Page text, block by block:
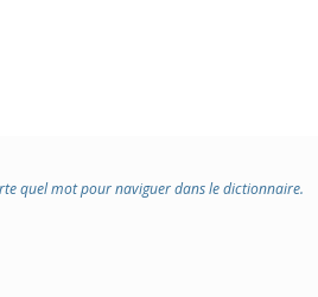
quel mot pour naviguer dans le dictionnaire.